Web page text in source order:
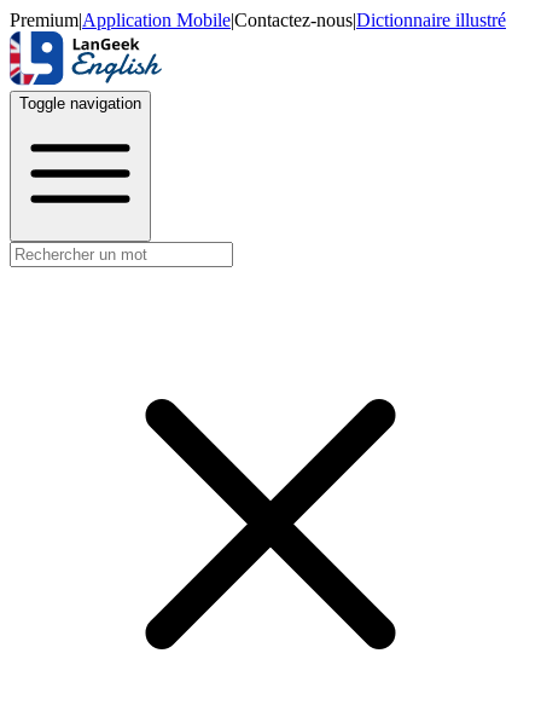
Premium|Application Mobile|Contactez-nous|Dictionnaire illustré
Toggle navigation